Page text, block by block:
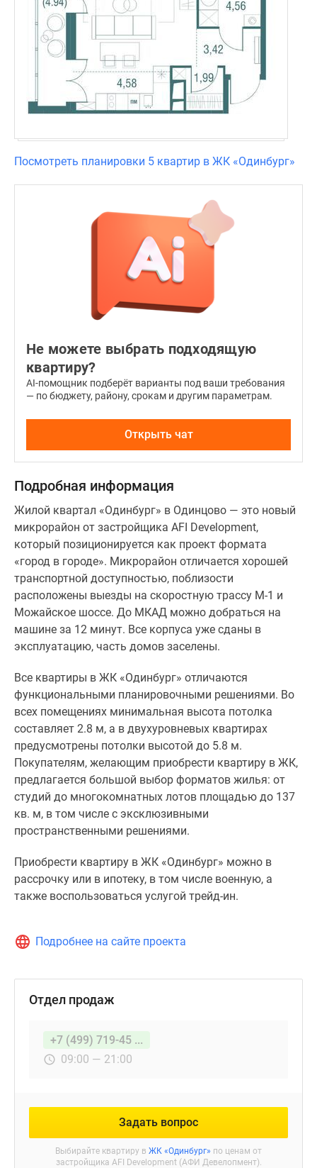
Посмотреть планировки 5 квартир в ЖК «Одинбург»
Не можете выбрать подходящую
квартиру?
AI-помощник подберёт варианты под ваши требования
— по бюджету, району, срокам и другим параметрам.
Открыть чат
Подробная информация
Жилой квартал «Одинбург» в Одинцово — это новый
микрорайон от застройщика AFI Development,
который позиционируется как проект формата
«город в городе». Микрорайон отличается хорошей
транспортной доступностью, поблизости
расположены выезды на скоростную трассу М-1 и
Можайское шоссе. До МКАД можно добраться на
машине за 12 минут. Все корпуса уже сданы в
эксплуатацию, часть домов заселены.
Все квартиры в ЖК «Одинбург» отличаются
функциональными планировочными решениями. Во
всех помещениях минимальная высота потолка
составляет 2.8 м, а в двухуровневых квартирах
предусмотрены потолки высотой до 5.8 м.
Покупателям, желающим приобрести квартиру в ЖК,
предлагается большой выбор форматов жилья: от
студий до многокомнатных лотов площадью до 137
кв. м, в том числе с эксклюзивными
пространственными решениями.
Приобрести квартиру в ЖК «Одинбург» можно в
рассрочку или в ипотеку, в том числе военную, а
также воспользоваться услугой трейд-ин.
Подробнее на сайте проекта
Отдел продаж
+7 (499) 719-45 ...
09:00 — 21:00
Задать вопрос
Выбирайте квартиру в ЖК «Одинбург» по ценам от
застройщика AFI Development (АФИ Девелопмент).